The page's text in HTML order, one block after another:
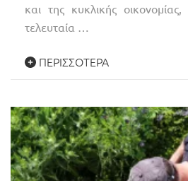
και της κυκλικής
τελευταία …
ΠΕΡΙΣΣΌΤΕΡΑ